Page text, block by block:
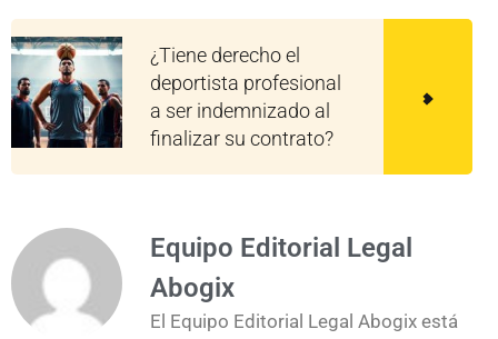
¿Tiene derecho el
deportista profesional
a ser indemnizado al
finalizar su contrato?
Equipo Editorial Legal
Abogix
El Equipo Editorial Legal Abogix está